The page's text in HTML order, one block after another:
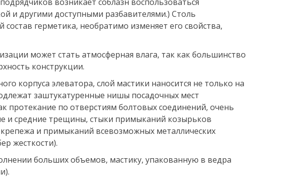
и другими доступными разбавителями.) Столь
герметика, необратимо изменяет его свойства,
может стать атмосферная влага, так как большинство
конструкции.
корпуса элеватора, слой мастики наносится не только на
заштукатуренные нишы посадочных мест
протекание по отверстиям болтовых соединений, очень
и средние трещины, стыки примыканий козырьков
и примыканий всевозможных металлических
жесткости).
больших объемов, мастику, упакованную в ведра